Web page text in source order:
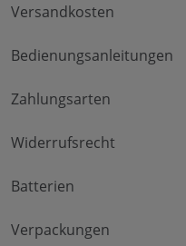
Versandkosten
Bedienungsanleitungen
Zahlungsarten
Widerrufsrecht
Batterien
Verpackungen